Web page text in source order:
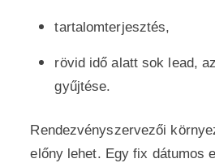
tartalomterjesztés,
rövid idő alatt sok lead,
gyűjtése.
Rendezvényszervezői
előny lehet. Egy fix dátumos